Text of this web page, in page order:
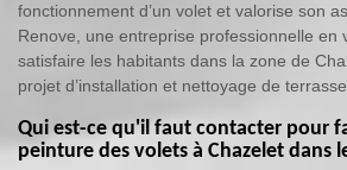
fonctionnement d’un volet et valorise son
Renove, une entreprise professionnelle en
satisfaire les habitants dans la zone de
projet d’installation et nettoyage de terrasse.
Qui est-ce qu'il faut contacter pour
peinture des volets à Chazelet dans